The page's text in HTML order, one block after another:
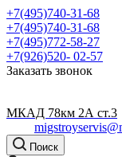
+7(495)740-31-68
+7(495)740-31-68
+7(495)772-58-27
+7(926)520- 02-57
Заказать звонок
МКАД 78км 2А ст.3
Поиск